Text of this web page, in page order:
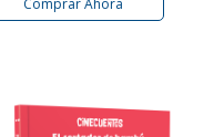
Comprar Ahora